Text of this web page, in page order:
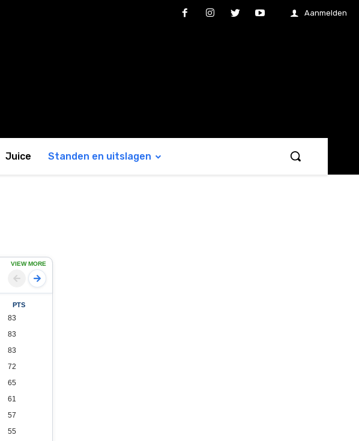
Aanmelden
Juice Standen en uitslagen
VIEW MORE
PTS
83
83
83
72
65
61
57
55